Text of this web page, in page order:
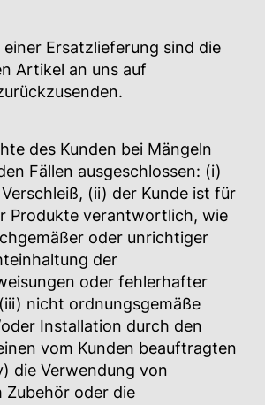
Ersatzlieferung sind die
Artikel an uns auf
des Kunden bei Mängeln
Fällen ausgeschlossen: (i)
(ii) der Kunde ist für
Produkte verantwortlich, wie
oder unrichtiger
der
oder fehlerhafter
nicht ordnungsgemäße
Installation durch den
vom Kunden beauftragten
die Verwendung von
Zubehör oder die